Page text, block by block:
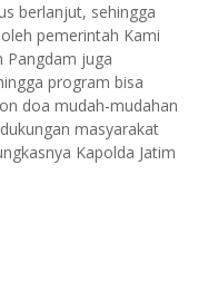
berlanjut, sehingga
pemerintah Kami
Pangdam juga
program bisa
doa mudah-mudahan
masyarakat
Kapolda Jatim